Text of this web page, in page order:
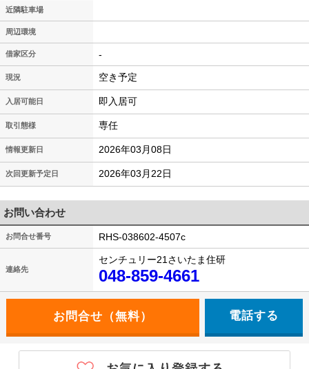
近隣駐車場
周辺環境
借家区分 -
現況 空き予定
入居可能日 即入居可
取引態様 専任
情報更新日 2026年03月08日
次回更新予定日 2026年03月22日
お問い合わせ
お問合せ番号 RHS-038602-4507c
連絡先
センチュリー21さいたま住研
048-859-4661
電話する